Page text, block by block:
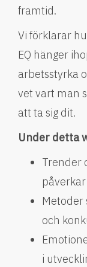
framtid.
Vi förklarar
EQ hänger
arbetsstyrka
vet vart man
att ta sig dit.
Under detta
Trender
Metoder
och
i